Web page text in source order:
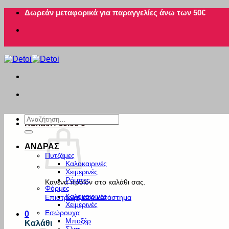
Μετάβαση
περιεχόμενο
Δωρεάν μεταφορικά για παραγγελίες άνω των 50€
Καλάθι /€0.00 0
Κανένα προϊόν στο καλάθι σας.
Επιστροφή στο κατάστημα
0
Καλάθι
Αναζήτηση
για:
ΑΝΔΡΑΣ
Πυτζάμες
Καλοκαιρινές
Χειμερινές
Ρόμπες
Φόρμες
Καλοκαιρινές
Χειμερινές
Εσώρουχα
Μποξέρ